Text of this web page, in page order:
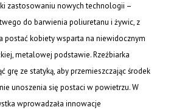
zastosowaniu nowych technologii –
do barwienia poliuretanu i żywic, z
postać kobiety wsparta na niewidocznym
metalowej podstawie. Rzeźbiarka
grę ze statyką, aby przemieszczając środek
unoszenia się postaci w powietrzu. W
wprowadzała innowacje